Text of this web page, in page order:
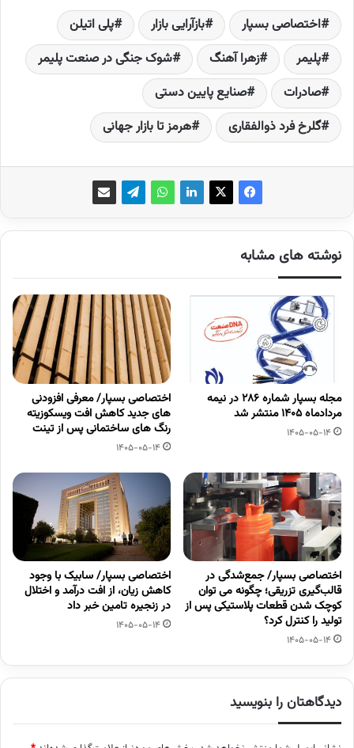
اختصاصی بسپار بازآرایی بازار
پلی اتیلن
پلیمر
زهرا آهنگ
شوک جنگی در صنعت پلیمر
صادرات
صنایع پایین دستی
گلرخ فرد ذوالفقاری
هرمز تا بازار جهانی
نوشته های مشابه
مجله بسپار شماره 286 در نیمه
مردادماه 1405 منتشر شد
1405-05-14
اختصاصی بسپار/ معرفی افزودنی
های جدید کاهش افت ویسکوزیته
رنگ های ساختمانی پس از تینت
1405-05-14
اختصاصی بسپار/ جمع‌شدگی در
قالب‌گیری تزریقی؛ چگونه می توان
کوچک شدن قطعات پلاستیکی پس از
تولید را کنترل کرد؟
1405-05-14
اختصاصی بسپار/ سابیک با وجود
کاهش زیان، از افت درآمد و اختلال
در زنجیره تامین خبر داد
1405-05-14
دیدگاهتان را بنویسید